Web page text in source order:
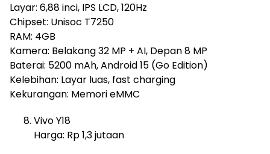
Layar: 6,88 inci, IPS LCD, 120Hz
Chipset: Unisoc T7250
RAM: 4GB
Kamera: Belakang 32 MP + AI, Depan 8 MP
Baterai: 5200 mAh, Android 15 (Go Edition)
Kelebihan: Layar luas, fast charging
Kekurangan: Memori eMMC
Vivo Y18
Harga: Rp 1,3 jutaan